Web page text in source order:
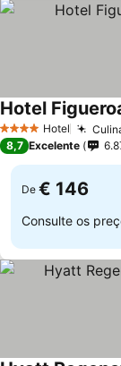
4 EstrelasHotel
Hotel
8,7 Excelente
De € 146
Consulte os